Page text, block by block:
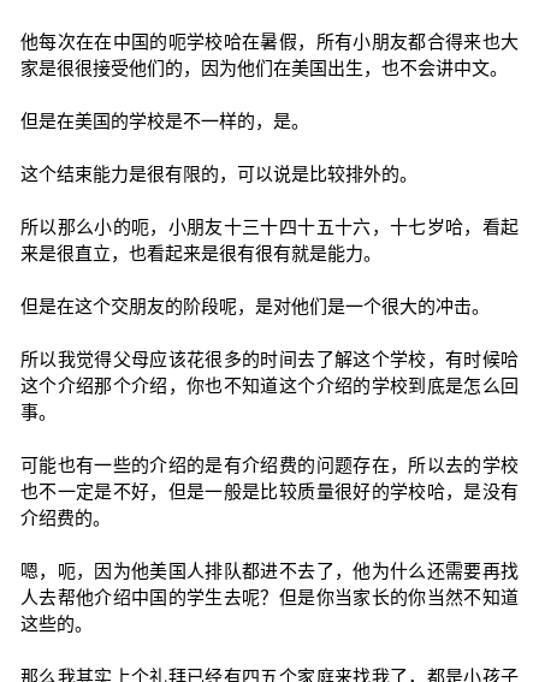
他每次在在中国的呃学校哈在暑假，所有小朋友都合得来也大
家是很很接受他们的，因为他们在美国出生，也不会讲中文。
但是在美国的学校是不一样的，是。
这个结束能力是很有限的，可以说是比较排外的。
所以那么小的呃，小朋友十三十四十五十六，十七岁哈，看起
来是很直立，也看起来是很有很有就是能力。
但是在这个交朋友的阶段呢，是对他们是一个很大的冲击。
所以我觉得父母应该花很多的时间去了解这个学校，有时候哈
这个介绍那个介绍，你也不知道这个介绍的学校到底是怎么回
事。
可能也有一些的介绍的是有介绍费的问题存在，所以去的学校
也不一定是不好，但是一般是比较质量很好的学校哈，是没有
介绍费的。
嗯，呃，因为他美国人排队都进不去了，他为什么还需要再找
人去帮他介绍中国的学生去呢？但是你当家长的你当然不知道
这些的。
那么我其实上个礼拜已经有四五个家庭来找我了，都是小孩子